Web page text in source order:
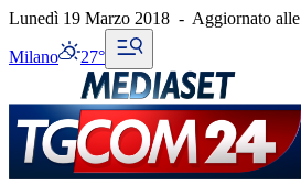
Lunedì 19 Marzo 2018 - Aggiornato alle
Milano 27°